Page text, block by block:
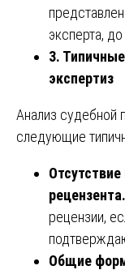
эксперта,
3.
экспертиз
Анализ судебной
следующие
рецензента.
рецензии,
Общие